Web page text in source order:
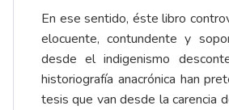
En ese sentido, éste libro
elocuente, contundente y
desde el indigenismo
historiografía anacrónica han
tesis que van desde la carencia